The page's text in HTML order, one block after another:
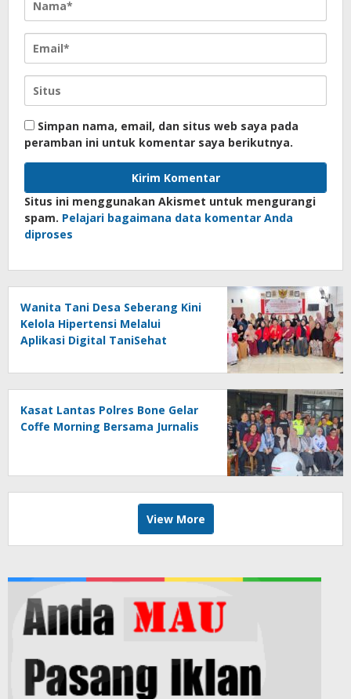
Simpan nama, email, dan situs web saya pada
peramban ini untuk komentar saya berikutnya.
Situs ini menggunakan Akismet untuk mengurangi
spam. Pelajari bagaimana data komentar Anda
diproses
Wanita Tani Desa Seberang Kini
Kelola Hipertensi Melalui
Aplikasi Digital TaniSehat
Kasat Lantas Polres Bone Gelar
Coffe Morning Bersama Jurnalis
View More